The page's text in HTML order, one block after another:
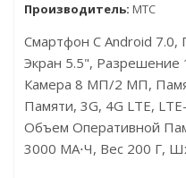
Производитель: МТС
Смартфон С Android 7.0,
Экран 5.5", Разрешение
Камера 8 МП/2 МП,
Памяти, 3G, 4G LTE,
Объем Оперативной
3000 МА⋅ч, Вес 200 Г,